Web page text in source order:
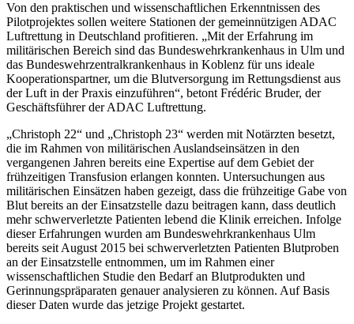
Von den praktischen und wissenschaftlichen Erkenntnissen des
Pilotprojektes sollen weitere Stationen der gemeinnützigen ADAC
Luftrettung in Deutschland profitieren. „Mit der Erfahrung im
militärischen Bereich sind das Bundeswehrkrankenhaus in Ulm und
das Bundeswehrzentralkrankenhaus in Koblenz für uns ideale
Kooperationspartner, um die Blutversorgung im Rettungsdienst aus
der Luft in der Praxis einzuführen“, betont Frédéric Bruder, der
Geschäftsführer der ADAC Luftrettung.
„Christoph 22“ und „Christoph 23“ werden mit Notärzten besetzt,
die im Rahmen von militärischen Auslandseinsätzen in den
vergangenen Jahren bereits eine Expertise auf dem Gebiet der
frühzeitigen Transfusion erlangen konnten. Untersuchungen aus
militärischen Einsätzen haben gezeigt, dass die frühzeitige Gabe von
Blut bereits an der Einsatzstelle dazu beitragen kann, dass deutlich
mehr schwerverletzte Patienten lebend die Klinik erreichen. Infolge
dieser Erfahrungen wurden am Bundeswehrkrankenhaus Ulm
bereits seit August 2015 bei schwerverletzten Patienten Blutproben
an der Einsatzstelle entnommen, um im Rahmen einer
wissenschaftlichen Studie den Bedarf an Blutprodukten und
Gerinnungspräparaten genauer analysieren zu können. Auf Basis
dieser Daten wurde das jetzige Projekt gestartet.